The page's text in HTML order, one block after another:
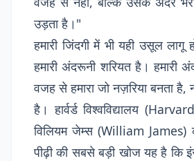
उड़ता है।"
हमारी जिंदगी में भी यही उसूल
हमारी अंदरूनी शरियत है। हमारी
वजह से हमारा जो नज़रिया बनता है,
है। हार्वर्ड विश्वविद्यालय
विलियम जेम्स (William James)
पीढ़ी की सबसे बड़ी खोज यह है कि